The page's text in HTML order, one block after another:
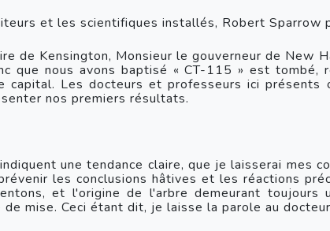
et les scientifiques installés, Robert Sparrow
de Kensington, Monsieur le gouverneur de New
que nous avons baptisé « CT-115 » est
capital. Les docteurs et professeurs ici
nos premiers résultats.
une tendance claire, que je laisserai mes
les conclusions hâtives et les réactions
et l'origine de l'arbre demeurant
mise. Ceci étant dit, je laisse la parole au